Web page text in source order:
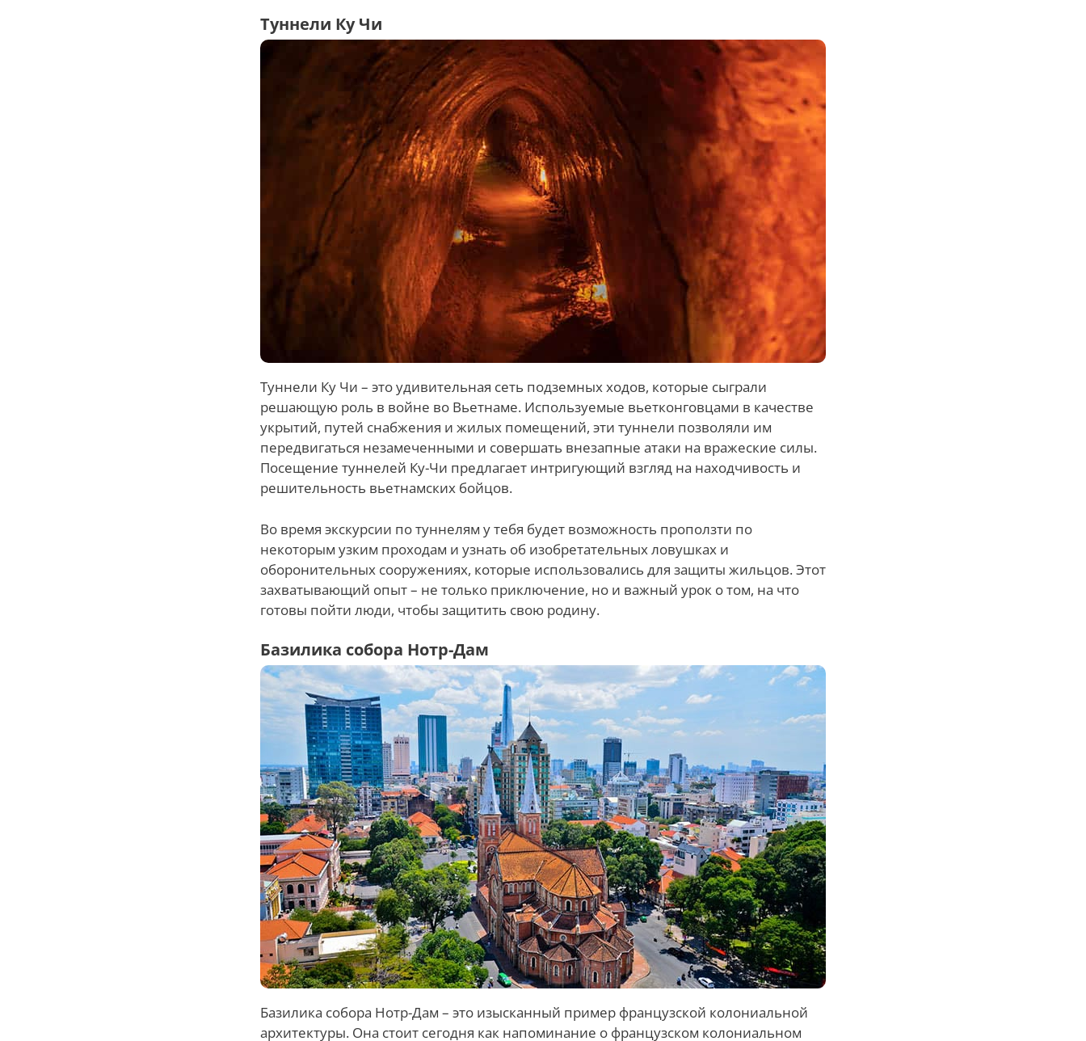
Туннели Ку Чи
Туннели Ку Чи – это удивительная сеть подземных ходов, которые сыграли
решающую роль в войне во Вьетнаме. Используемые вьетконговцами в качестве
укрытий, путей снабжения и жилых помещений, эти туннели позволяли им
передвигаться незамеченными и совершать внезапные атаки на вражеские силы.
Посещение туннелей Ку-Чи предлагает интригующий взгляд на находчивость и
решительность вьетнамских бойцов.
Во время экскурсии по туннелям у тебя будет возможность проползти по
некоторым узким проходам и узнать об изобретательных ловушках и
оборонительных сооружениях, которые использовались для защиты жильцов. Этот
захватывающий опыт – не только приключение, но и важный урок о том, на что
готовы пойти люди, чтобы защитить свою родину.
Базилика собора Нотр-Дам
Базилика собора Нотр-Дам – это изысканный пример французской колониальной
архитектуры. Она стоит сегодня как напоминание о французском колониальном